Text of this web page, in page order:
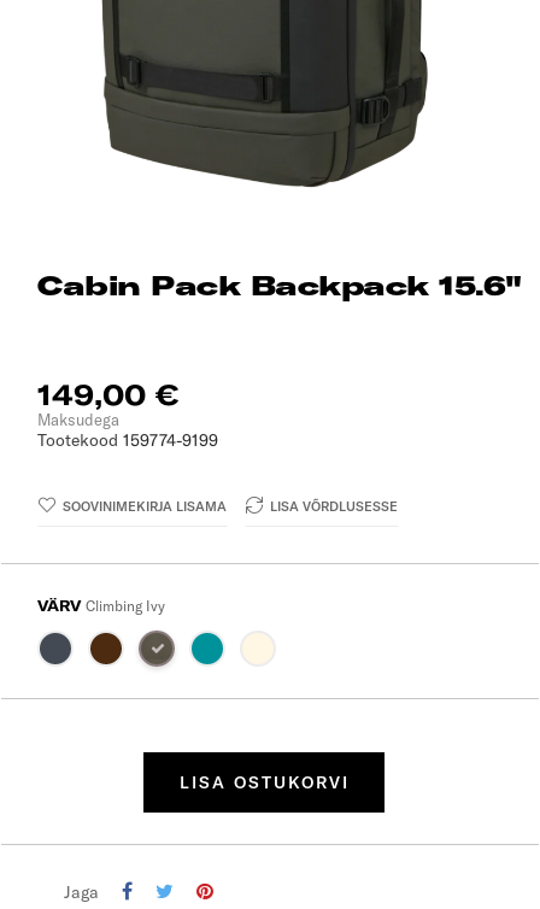
Cabin Pack Backpack 15.6"
149,00 €
Maksudega
Tootekood 159774-9199
SOOVINIMEKIRJA LISAMA LISA VÕRDLUSESSE
VÄRV Climbing Ivy
LISA OSTUKORVI
Jaga